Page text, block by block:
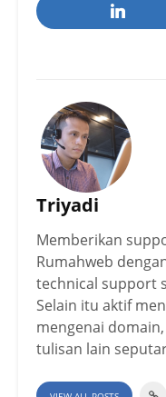
Triyadi
Memberikan
Rumahweb
technical support
Selain itu aktif
mengenai
tulisan lain